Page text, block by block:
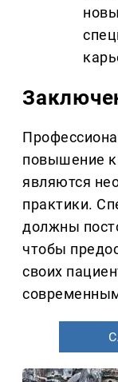
повышение
являются
практики.
должны
чтобы
своих